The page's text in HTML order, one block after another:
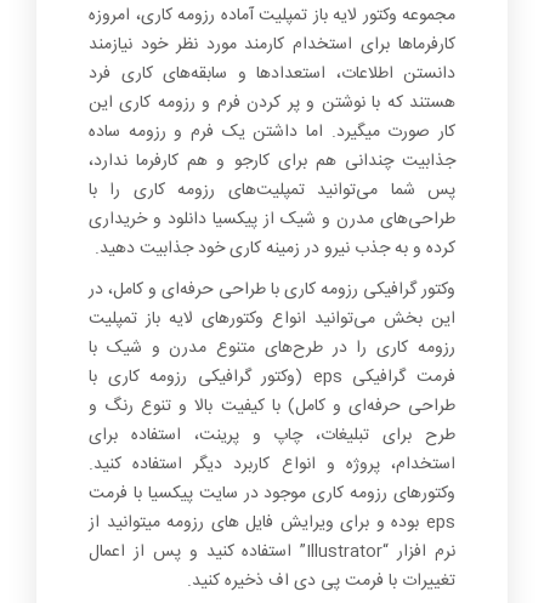
مجموعه وکتور لایه باز تمپلیت آماده رزومه کاری، امروزه
کارفرماها برای استخدام کارمند مورد نظر خود نیازمند
دانستن اطلاعات، استعدادها و سابقه‌های کاری فرد
هستند که با نوشتن و پر کردن فرم و رزومه کاری این
کار صورت میگیرد. اما داشتن یک فرم و رزومه ساده
جذابیت چندانی هم برای کارجو و هم کارفرما ندارد،
پس شما می‌توانید تمپلیت‌های رزومه کاری را با
طراحی‌های مدرن و شیک از پیکسیا دانلود و خریداری
کرده و به جذب نیرو در زمینه کاری خود جذابیت دهید.
وکتور گرافیکی رزومه کاری با طراحی حرفه‌ای و کامل، در
این بخش می‌توانید انواع وکتورهای لایه باز تمپلیت
رزومه کاری را در طرح‌های متنوع مدرن و شیک با
فرمت گرافیکی eps (وکتور گرافیکی رزومه کاری با
طراحی حرفه‌ای و کامل) با کیفیت بالا و تنوع رنگ و
طرح برای تبلیغات، چاپ و پرینت، استفاده برای
استخدام، پروژه و انواع کاربرد دیگر استفاده کنید.
وکتورهای رزومه کاری موجود در سایت پیکسیا با فرمت
eps بوده و برای ویرایش فایل های رزومه میتوانید از
نرم افزار “Illustrator” استفاده کنید و پس از اعمال
تغییرات با فرمت پی دی اف ذخیره کنید.